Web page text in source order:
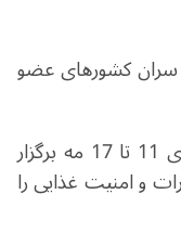
سران کشورهای عضو
پیش از این نشست، کمیته‌ها و کارگروه‌های مختلف اَپک نزدیک به 40 جلسه در طول روزهای 11 تا 17 مه برگزار
و امنیت غذایی را